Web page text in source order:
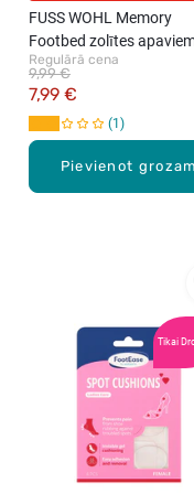
Pievienot grozam
FUSS WOHL Memory
Footbed zolītes
izmērs 36-40, 1 pāris
Regulārā cena
7,99 €
9,99 €
1
Tikai